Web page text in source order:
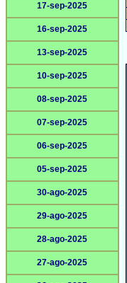
17-sep-2025
16-sep-2025
13-sep-2025
10-sep-2025
08-sep-2025
07-sep-2025
06-sep-2025
05-sep-2025
30-ago-2025
29-ago-2025
28-ago-2025
27-ago-2025